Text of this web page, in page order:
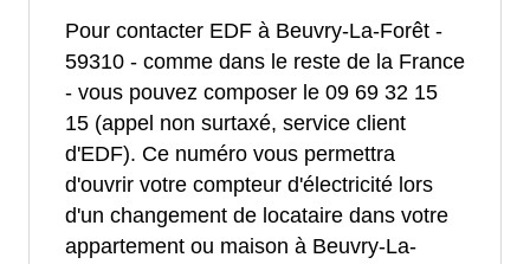
Pour contacter EDF à Beuvry-La-Forêt -
59310 - comme dans le reste de la France
- vous pouvez composer le 09 69 32 15
15 (appel non surtaxé, service client
d'EDF). Ce numéro vous permettra
d'ouvrir votre compteur d'électricité lors
d'un changement de locataire dans votre
appartement ou maison à Beuvry-La-